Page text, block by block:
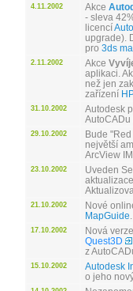
4.11.2002 Akce
- sleva
licencí
upgrade).
pro 3ds
2.11.2002 Akce
aplikaci.
než jen
zařízení
31.10.2002
Autodesk
AutoCADu
29.10.2002 Bude
největší
ArcView
23.10.2002
Uveden
21.10.2002 Nové
MapGuide
17.10.2002
Nová
Quest3D
z
15.10.2002 Autodesk
o jeho